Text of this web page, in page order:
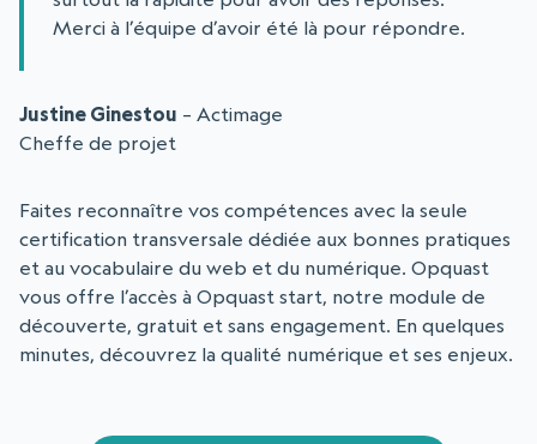
Merci à l’équipe d’avoir été là pour répondre.
Justine Ginestou – Actimage
Cheffe de projet
Faites reconnaître vos compétences avec la seule
certification transversale dédiée aux bonnes pratiques
et au vocabulaire du web et du numérique. Opquast
vous offre l’accès à Opquast start, notre module de
découverte, gratuit et sans engagement. En quelques
minutes, découvrez la qualité numérique et ses enjeux.